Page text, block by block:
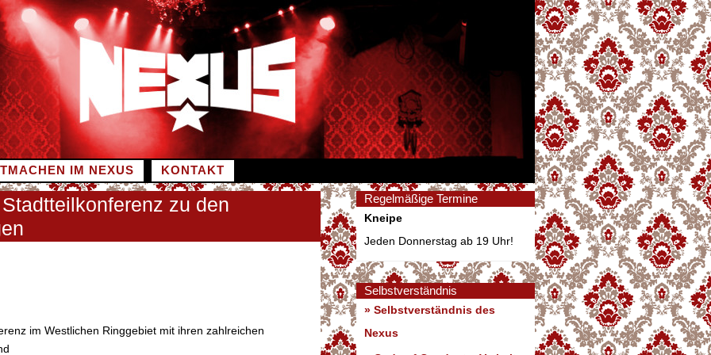
IM NEXUS KONTAKT
zu den
im Westlichen Ringgebiet mit ihren zahlreichen
Regelmäßige Termine
Kneipe
Jeden Donnerstag ab 19 Uhr!
Selbstverständnis
» Selbstverständnis des
Nexus